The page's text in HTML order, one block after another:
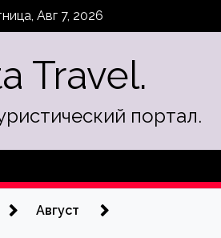
Авг 7, 2026
Travel.
портал.
Август